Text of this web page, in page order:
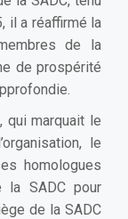
il a réaffirmé la
de la
de prospérité
qui marquait le
le
homologues
la SADC pour
de la SADC